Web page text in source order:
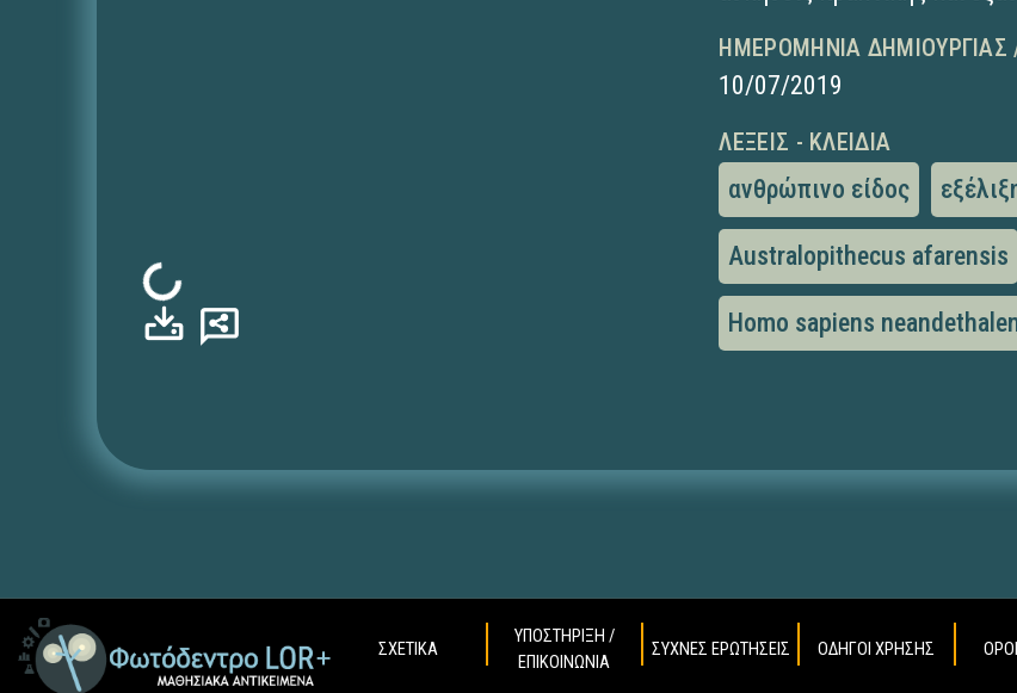
Φόρτωση...
ΗΜΕΡΟΜΗΝΊΑ
10/07/2019
ΛΈΞΕΙΣ - ΚΛΕΙΔΙΆ
ανθρώπινο είδος
Australopithecus afarensis
Homo sapiens
ΣΧΕΤΙΚΑ
ΥΠΟΣΤΗΡΙΞΗ /
ΕΠΙΚΟΙΝΩΝΙΑ
ΣΥΧΝΕΣ ΕΡΩΤΗΣΕΙΣ ΟΔΗΓΟΙ ΧΡΗΣΗΣ